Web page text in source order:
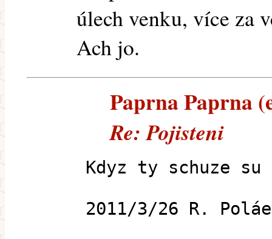
úlech venku, více za
Ach jo.
Paprna Paprna
Re: Pojisteni
Kdyz ty schuze
2011/3/26 R.